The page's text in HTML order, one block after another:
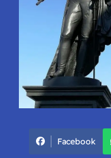
Facebook